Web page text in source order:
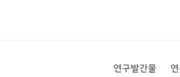
연구발간물